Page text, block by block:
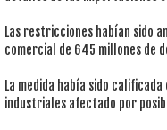
Las restricciones habían sido
comercial de 645 millones de
La medida había sido
industriales afectado por